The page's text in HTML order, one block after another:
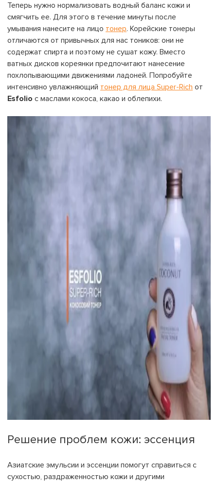
Теперь нужно нормализовать водный баланс кожи и
смягчить ее. Для этого в течение минуты после
умывания нанесите на лицо тонер. Корейские тонеры
отличаются от привычных для нас тоников: они не
содержат спирта и поэтому не сушат кожу. Вместо
ватных дисков кореянки предпочитают нанесение
похлопывающими движениями ладоней. Попробуйте
интенсивно увлажняющий тонер для лица Super-Rich от
Esfolio с маслами кокоса, какао и облепихи.
Решение проблем кожи: эссенция
Азиатские эмульсии и эссенции помогут справиться с
сухостью, раздраженностью кожи и другими